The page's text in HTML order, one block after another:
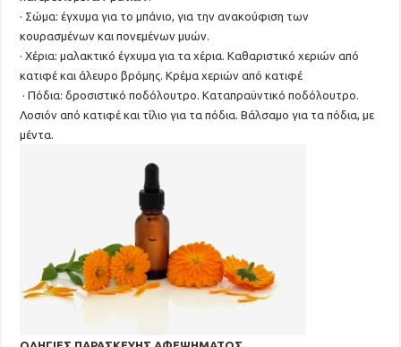
· Σώμα: έγχυμα για το μπάνιο, για την ανακούφιση των
κουρασμένων και πονεμένων μυών.
· Χέρια: μαλακτικό έγχυμα για τα χέρια. Καθαριστικό χεριών από
κατιφέ και άλευρο βρόμης. Κρέμα χεριών από κατιφέ
· Πόδια: δροσιστικό ποδόλουτρο. Καταπραϋντικό ποδόλουτρο.
Λοσιόν από κατιφέ και τίλιο για τα πόδια. Βάλσαμο για τα πόδια, με
μέντα.